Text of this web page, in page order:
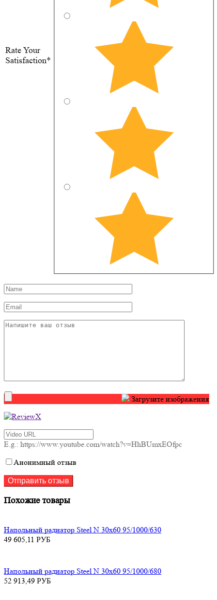
Rate Your
Satisfaction*
Загрузите изображения
E.g.: https://www.youtube.com/watch?v=HhBUmxEOfpc
Анонимный отзыв
Похожие товары
Напольный радиатор Steel N 30х60 95/1000/630
49 605,11 РУБ
Напольный радиатор Steel N 30х60 95/1000/680
52 913,49 РУБ